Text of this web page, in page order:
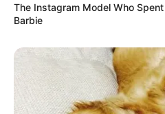
The Instagram Model Who
Barbie